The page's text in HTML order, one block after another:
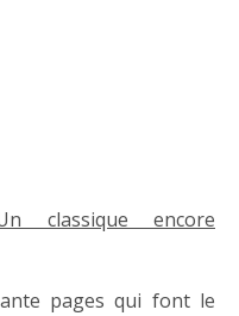
classique encore
pages qui font le